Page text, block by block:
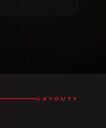
LAYOUTY